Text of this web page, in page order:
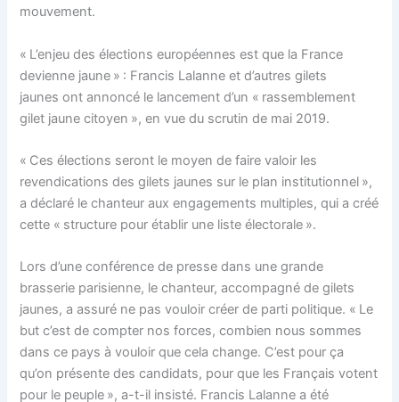
mouvement.
« L’enjeu des élections européennes est que la France
devienne jaune » : Francis Lalanne et d’autres gilets
jaunes ont annoncé le lancement d’un « rassemblement
gilet jaune citoyen », en vue du scrutin de mai 2019.
« Ces élections seront le moyen de faire valoir les
revendications des gilets jaunes sur le plan institutionnel »,
a déclaré le chanteur aux engagements multiples, qui a créé
cette « structure pour établir une liste électorale ».
Lors d’une conférence de presse dans une grande
brasserie parisienne, le chanteur, accompagné de gilets
jaunes, a assuré ne pas vouloir créer de parti politique. « Le
but c’est de compter nos forces, combien nous sommes
dans ce pays à vouloir que cela change. C’est pour ça
qu’on présente des candidats, pour que les Français votent
pour le peuple », a-t-il insisté. Francis Lalanne a été